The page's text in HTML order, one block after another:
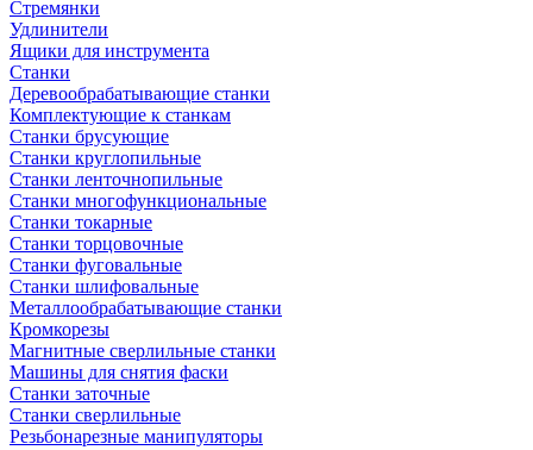
Стремянки
Удлинители
Ящики для инструмента
Станки
Деревообрабатывающие станки
Комплектующие к станкам
Станки брусующие
Станки круглопильные
Станки ленточнопильные
Станки многофункциональные
Станки токарные
Станки торцовочные
Станки фуговальные
Станки шлифовальные
Металлообрабатывающие станки
Кромкорезы
Магнитные сверлильные станки
Машины для снятия фаски
Станки заточные
Станки сверлильные
Резьбонарезные манипуляторы